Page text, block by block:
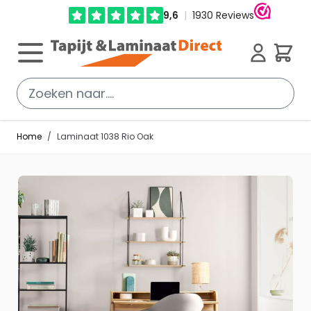
Ga direct door naar de inhoud
Cart
Home / Laminaat 1038 Rio Oak